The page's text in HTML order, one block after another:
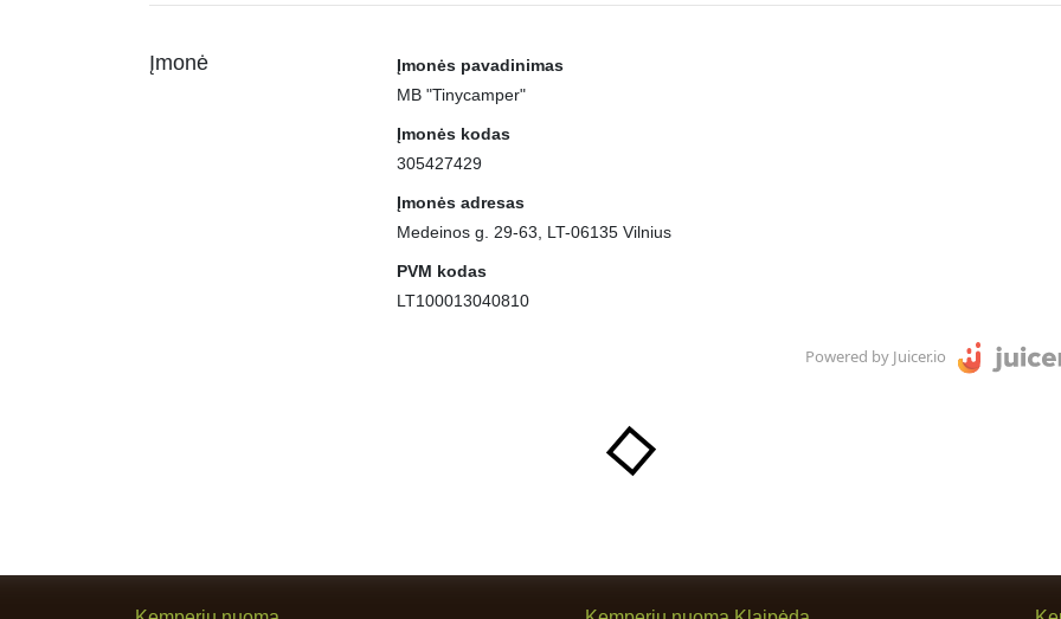
Įmonė
Įmonės pavadinimas
MB "Tinycamper"
Įmonės kodas
305427429
Įmonės adresas
Medeinos g. 29-63, LT-06135 Vilnius
PVM kodas
LT100013040810
Powered by Juicer.io